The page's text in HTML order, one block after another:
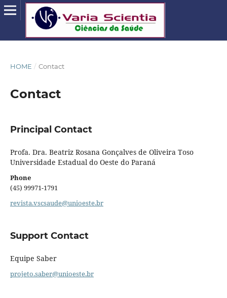
HOME / Contact
Contact
Principal Contact
Profa. Dra. Beatriz Rosana Gonçalves de Oliveira Toso
Universidade Estadual do Oeste do Paraná
Phone
(45) 99971-1791
revista.vscsaude@unioeste.br
Support Contact
Equipe Saber
projeto.saber@unioeste.br